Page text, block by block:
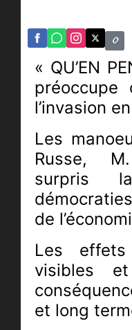
« QU’EN
préoccupe
l’invasion
Les
Russe,
surpris
de
Les
visibles
et long